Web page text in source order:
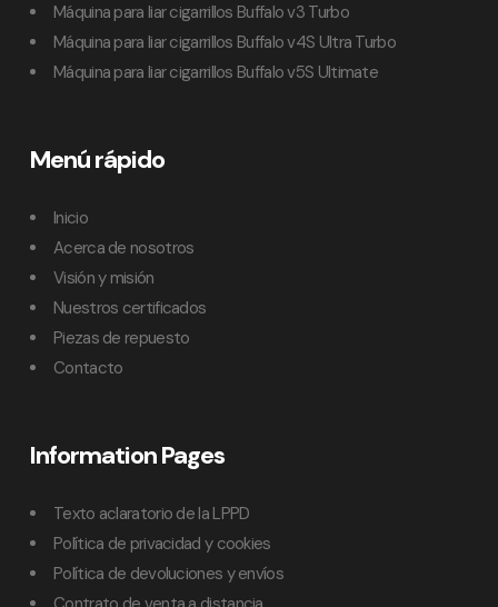
Máquina para liar cigarrillos Buffalo v3 Turbo
Máquina para liar cigarrillos Buffalo v4S Ultra Turbo
Máquina para liar cigarrillos Buffalo v5S Ultimate
Menú rápido
Inicio
Acerca de nosotros
Visión y misión
Nuestros certificados
Piezas de repuesto
Contacto
Information Pages
Texto aclaratorio de la LPPD
Política de privacidad y cookies
Política de devoluciones y envíos